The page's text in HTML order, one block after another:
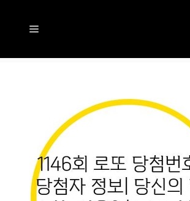
메
뉴